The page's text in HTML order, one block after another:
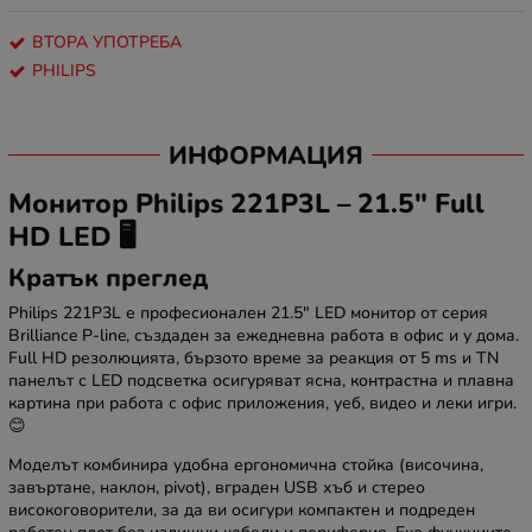
ВТОРА УПОТРЕБА
PHILIPS
ИНФОРМАЦИЯ
Монитор Philips 221P3L – 21.5" Full
HD LED 🖥️
Кратък преглед
Philips 221P3L е професионален 21.5" LED монитор от серия
Brilliance P-line, създаден за ежедневна работа в офис и у дома.
Full HD резолюцията, бързото време за реакция от 5 ms и TN
панелът с LED подсветка осигуряват ясна, контрастна и плавна
картина при работа с офис приложения, уеб, видеo и леки игри.
😊
Моделът комбинира удобна ергономична стойка (височина,
завъртане, наклон, pivot), вграден USB хъб и стерео
високоговорители, за да ви осигури компактен и подреден